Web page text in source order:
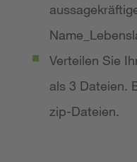
Verteilen Sie
als 3 Dateien.
zip-Dateien.